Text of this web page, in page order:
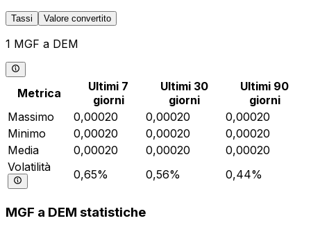
Tassi Valore convertito
1 MGF a DEM
Metrica
Ultimi 7
giorni
Ultimi 30
giorni
Ultimi 90
giorni
Massimo
0,00020 0,00020
0,00020
Minimo
0,00020 0,00020
0,00020
Media
0,00020 0,00020
0,00020
Volatilità
0,65% 0,56% 0,44%
MGF a DEM statistiche